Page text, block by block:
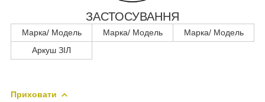
ЗАСТОСУВАННЯ
Марка/ Модель Марка/ Модель
Марка/ Модель
Аркуш ЗІЛ
Приховати